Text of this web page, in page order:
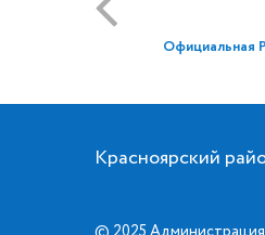
Официальная
Красноярский